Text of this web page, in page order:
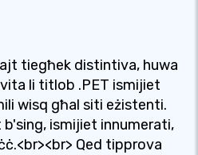
tiegħek distintiva, huwa
li titlob .PET ismijiet
wisq għal siti eżistenti.
ismijiet innumerati,
Qed tipprova